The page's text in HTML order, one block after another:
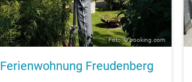
Foto: © booking.com
Ferienwohnung Freudenberg